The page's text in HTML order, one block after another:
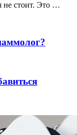
не стоит. Это …